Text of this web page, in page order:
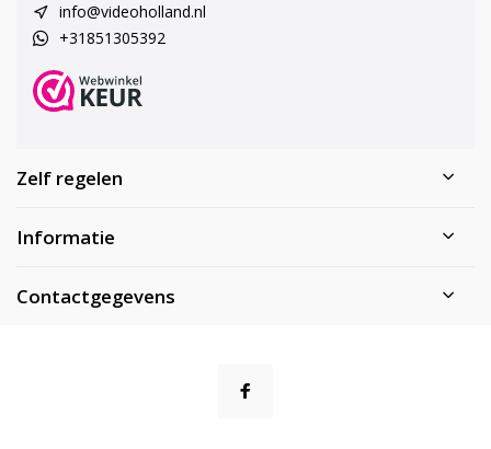
info@videoholland.nl
+31851305392
Zelf regelen
Informatie
Contactgegevens